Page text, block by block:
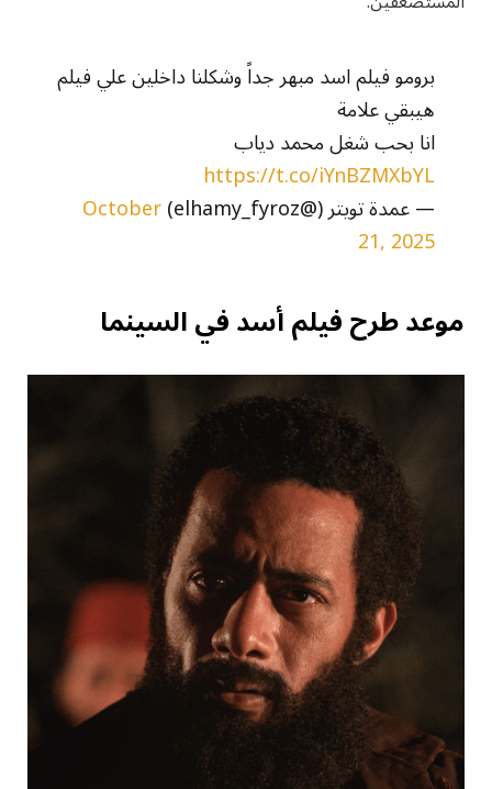
برومو فيلم اسد مبهر جداً وشكلنا داخلين علي فيلم
هيبقي علامة
انا بحب شغل محمد دياب
https://t.co/iYnBZMXbYL
— عمدة تويتر (@elhamy_fyroz) October
21, 2025
موعد طرح فيلم أسد في السينما